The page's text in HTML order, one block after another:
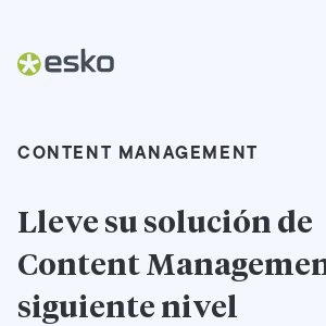
CONTENT MANAGEMENT
Lleve su solución de
Content
siguiente nivel